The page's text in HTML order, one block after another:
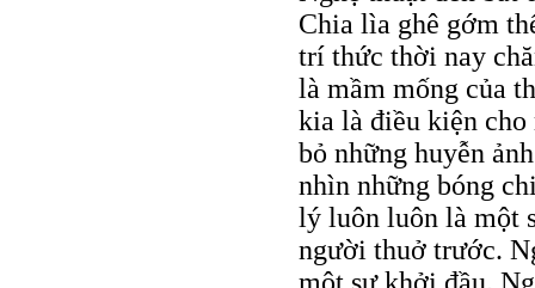
Chia lìa ghê gớm
trí thức thời nay
là mầm mống của
kia là điều kiện cho
bỏ những huyễn
nhìn những bóng
lý luôn luôn là một
người thuở trước.